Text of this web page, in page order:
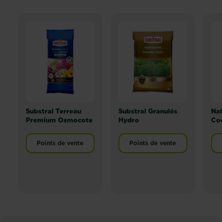
Substral Terreau
Premium Osmocote
Points de vente
Substral Granulés
Hydro
Points de vente